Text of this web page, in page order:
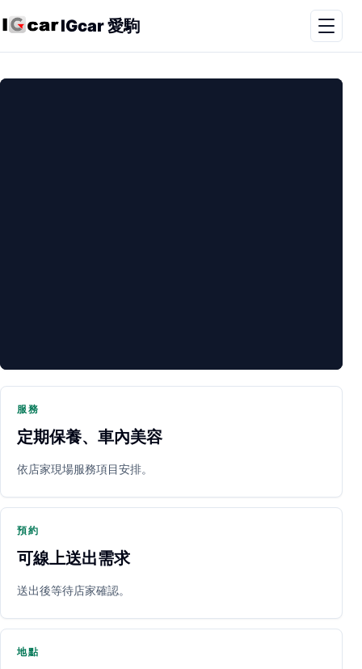
IGcar 愛駒
PARTNER SHOP
立即預約 開啟地圖 其他店家
服務
定期保養、車內美容
依店家現場服務項目安排。
預約
可線上送出需求
送出後等待店家確認。
地點